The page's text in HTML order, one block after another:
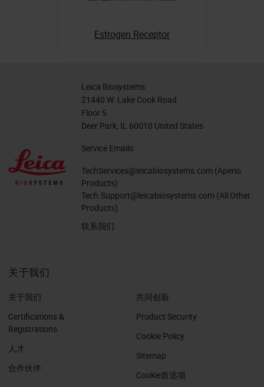
Estrogen Receptor
Leica Biosystems
21440 W. Lake Cook Road
Floor 5
Deer Park, IL 60010 United States
Service Emails:
TechServices@leicabiosystems.com (Aperio
Products)
Tech.Support@leicabiosystems.com (All Other
Products)
联系我们
关于我们
关于我们
Certifications &
Registrations
人才
合作伙伴
共同创新
Product Security
Cookie Policy
Sitemap
Cookie首选项